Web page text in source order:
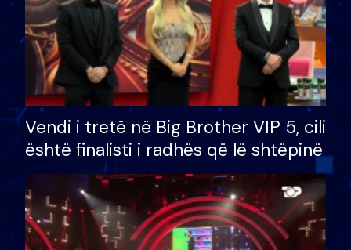
Vendi i tretë në Big Brother VIP 5, cili
është finalisti i radhës që lë shtëpinë